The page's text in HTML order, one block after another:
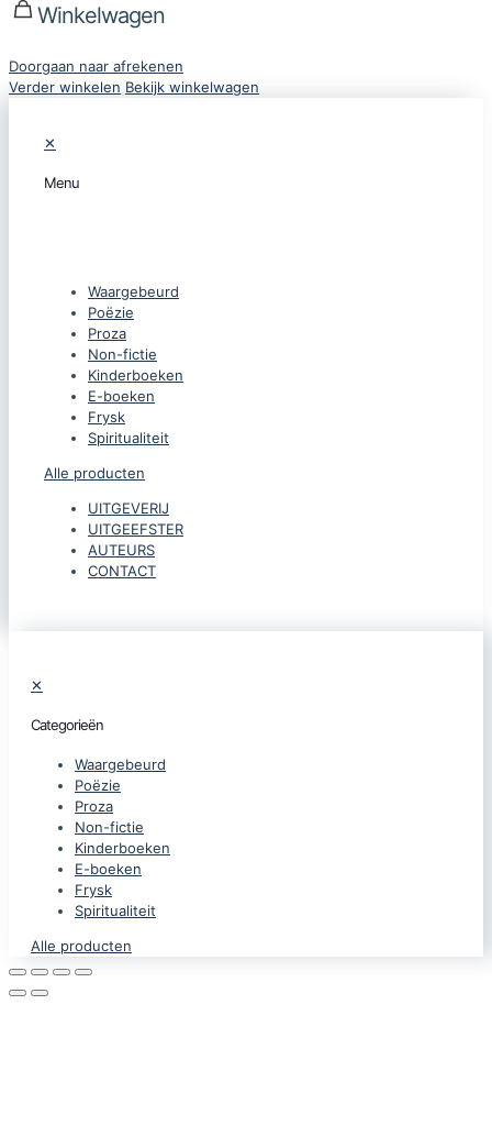
Winkelwagen
Doorgaan naar afrekenen
Verder winkelen Bekijk winkelwagen
✕
Menu
Waargebeurd
Poëzie
Proza
Non-fictie
Kinderboeken
E-boeken
Frysk
Spiritualiteit
Alle producten
UITGEVERIJ
UITGEEFSTER
AUTEURS
CONTACT
✕
Categorieën
Waargebeurd
Poëzie
Proza
Non-fictie
Kinderboeken
E-boeken
Frysk
Spiritualiteit
Alle producten